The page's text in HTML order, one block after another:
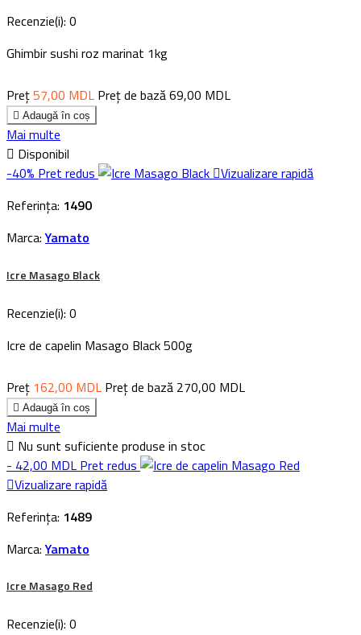
Recenzie(i): 0
Ghimbir sushi roz marinat 1kg
Preț57,00 MDL Preț de bază69,00 MDL
 Adaugă în coș
Mai multe
 Disponibil
-40% Pret redus Vizualizare rapidă
Referința: 1490
Marca:Yamato
Icre Masago Black
Recenzie(i): 0
Icre de capelin Masago Black 500g
Preț 162,00 MDL Preț de bază 270,00 MDL
 Adaugă în coș
Mai multe
 Nu sunt suficiente produse in stoc
- 42,00 MDL Pret redus
Vizualizare rapidă
Referința: 1489
Marca:Yamato
Icre Masago Red
Recenzie(i): 0